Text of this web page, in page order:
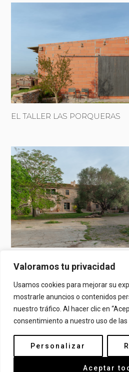
Valoramos tu privacidad
Usamos cookies para mejorar su
mostrarle anuncios o contenidos
nuestro tráfico. Al hacer clic en
consentimiento a nuestro uso de las
Personalizar
Aceptar
EL TALLER LAS PORQUERAS
LA PLAZA
AVISO LEGAL
POLÍTICA DE
POLÍTICA DE